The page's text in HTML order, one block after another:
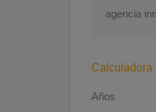
agencia
Calculadora
Años